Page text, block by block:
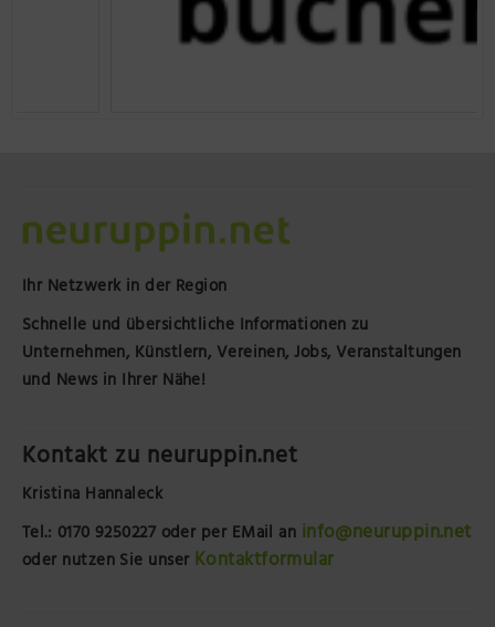
Ihr Netzwerk in der Region
Schnelle und übersichtliche Informationen zu
Unternehmen, Künstlern, Vereinen, Jobs, Veranstaltungen
und News in Ihrer Nähe!
Kontakt zu neuruppin.net
Kristina Hannaleck
Tel.: 0170 9250227 oder per EMail an info@neuruppin.net
oder nutzen Sie unser Kontaktformular